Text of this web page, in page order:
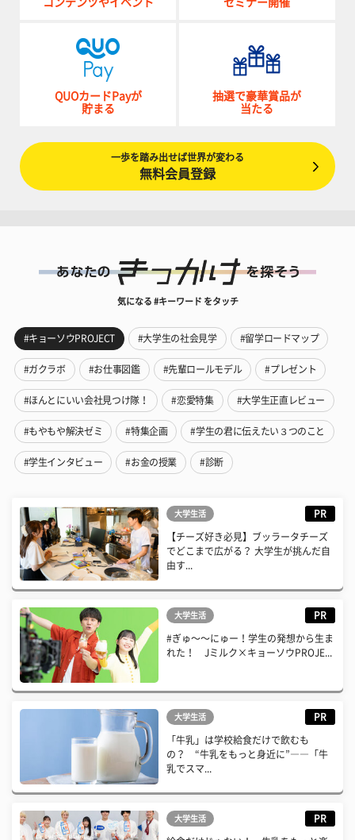
コンテンツやイベント セミナー開催
QUOカードPayが
貯まる
抽選で豪華賞品が
当たる
一歩を踏み出せば世界が変わる
無料会員登録
気になる #キーワード をタッチ
#キョーソウPROJECT #大学生の社会見学 #留学ロードマップ
#ガクラボ #お仕事図鑑 #先輩ロールモデル #プレゼント
#ほんとにいい会社見つけ隊！ #恋愛特集 #大学生正直レビュー
#もやもや解決ゼミ #特集企画 #学生の君に伝えたい３つのこと
#学生インタビュー #お金の授業 #診断
大学生活 PR
【チーズ好き必見】ブッラータチーズ
でどこまで広がる？ 大学生が挑んだ自
由す...
大学生活 PR
#ぎゅ〜〜にゅー！学生の発想から生ま
れた！ Jミルク×キョーソウPROJE...
大学生活 PR
「牛乳」は学校給食だけで飲むも
の？ “牛乳をもっと身近に”――「牛
乳でスマ...
大学生活 PR